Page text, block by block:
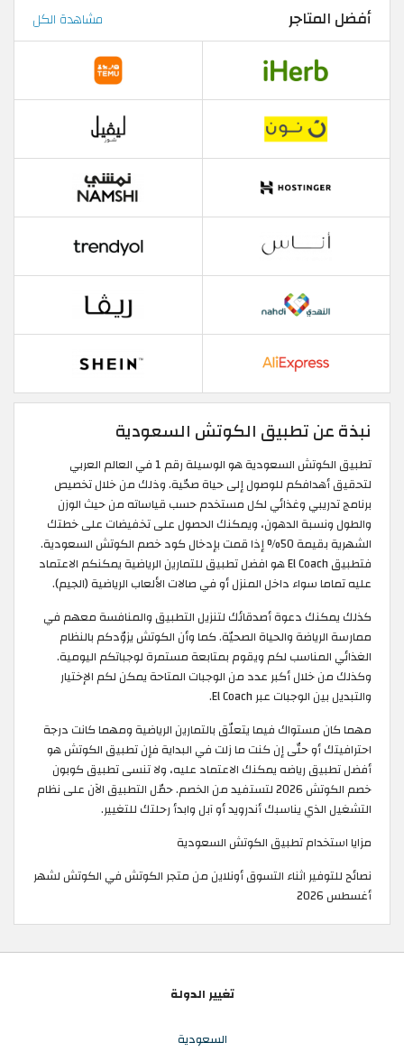
أفضل المتاجر مشاهدة الكل
نبذة عن تطبيق الكوتش السعودية
تطبيق الكوتش السعودية هو الوسيلة رقم 1 في العالم العربي
لتحقيق أهدافكم للوصول إلى حياة صحّية. وذلك من خلال تخصيص
برنامج تدريبي وغذائي لكل مستخدم حسب قياساته من حيث الوزن
والطول ونسبة الدهون، ويمكنك الحصول على تخفيضات على خطتك
الشهرية بقيمة 50% إذا قمت بإدخال كود خصم الكوتش السعودية.
فتطبيق El Coach هو افضل تطبيق للتمارين الرياضية يمكنكم الاعتماد
عليه تماما سواء داخل المنزل أو في صالات الألعاب الرياضية (الجيم).
كذلك يمكنك دعوة أصدقائك لتنزيل التطبيق والمنافسة معهم في
ممارسة الرياضة والحياة الصحيّة. كما وأن الكوتش يزوّدكم بالنظام
الغذائي المناسب لكم ويقوم بمتابعة مستمرة لوجباتكم اليومية.
وكذلك من خلال أكبر عدد من الوجبات المتاحة يمكن لكم الإختيار
والتبديل بين الوجبات عبر El Coach.
مهما كان مستواك فيما يتعلّق بالتمارين الرياضية ومهما كانت درجة
احترافيتك أو حتّى إن كنت ما زلت في البداية فإن تطبيق الكوتش هو
أفضل تطبيق رياضه يمكنك الاعتماد عليه، ولا تنسى تطبيق كوبون
خصم الكوتش 2026 لتستفيد من الخصم. حمّل التطبيق الآن على نظام
التشغيل الذي يناسبك أندرويد أو آبل وابدأ رحلتك للتغيير.
مزايا استخدام تطبيق الكوتش السعودية
نصائح للتوفير اثناء التسوق أونلاين من متجر الكوتش في الكوتش لشهر
أغسطس 2026
تغيير الدولة
السعودية